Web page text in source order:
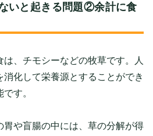
いと起きる問題②余計に食
、チモシーなどの牧草です。人
消化して栄養源とすることができ
す。
胃や盲腸の中には、草の分解が得